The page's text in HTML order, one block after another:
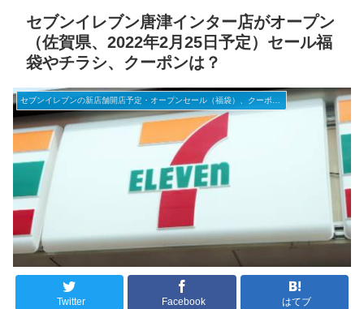
セブンイレブン唐津インター店がオープン
（佐賀県、2022年2月25日予定）セール福
袋やチラシ、クーポンは？
Twitter Facebook はてブ